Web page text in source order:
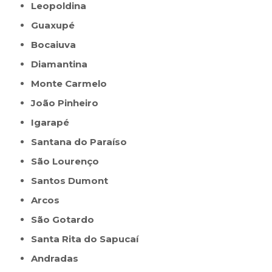
Leopoldina
Guaxupé
Bocaiuva
Diamantina
Monte Carmelo
João Pinheiro
Igarapé
Santana do Paraíso
São Lourenço
Santos Dumont
Arcos
São Gotardo
Santa Rita do Sapucaí
Andradas